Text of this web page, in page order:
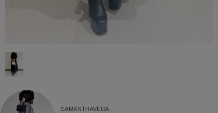
SAMANTHAVEGA